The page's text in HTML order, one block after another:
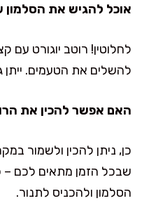
אוכל להגיש את הסלמון
לחלוטין! רוטב יוגורט עם
להשלים את הטעמים. ייתן
האם אפשר להכין את
כן, ניתן להכין ולשמור
שבכל הזמן מתאים לכם
הסלמון ולהכניס לתנור.